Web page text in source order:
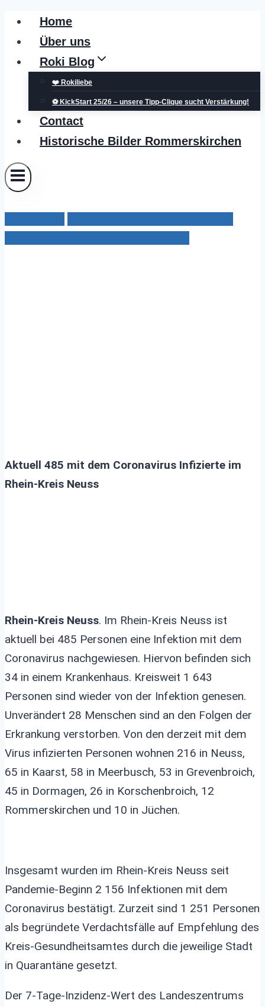
Zum
Inhalt
springen
Home
Über uns
Roki Blog
❤️ Rokiliebe
⚽ KickStart 25/26 – unsere Tipp-Clique sucht Verstärkung!
Contact
Historische Bilder Rommerskirchen
Aktuell 485 mit dem Coronavirus Infizierte im
Rhein-Kreis Neuss
Rhein-Kreis Neuss. Im Rhein-Kreis Neuss ist
aktuell bei 485 Personen eine Infektion mit dem
Coronavirus nachgewiesen. Hiervon befinden sich
34 in einem Krankenhaus. Kreisweit 1 643
Personen sind wieder von der Infektion genesen.
Unverändert 28 Menschen sind an den Folgen der
Erkrankung verstorben. Von den derzeit mit dem
Virus infizierten Personen wohnen 216 in Neuss,
65 in Kaarst, 58 in Meerbusch, 53 in Grevenbroich,
45 in Dormagen, 26 in Korschenbroich, 12
Rommerskirchen und 10 in Jüchen.
Insgesamt wurden im Rhein-Kreis Neuss seit
Pandemie-Beginn 2 156 Infektionen mit dem
Coronavirus bestätigt. Zurzeit sind 1 251 Personen
als begründete Verdachtsfälle auf Empfehlung des
Kreis-Gesundheitsamtes durch die jeweilige Stadt
in Quarantäne gesetzt.
Der 7-Tage-Inzidenz-Wert des Landeszentrums